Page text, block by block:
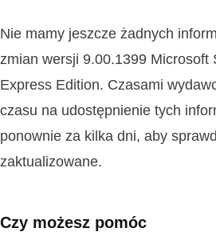
Nie mamy jeszcze żadnych
zmian wersji 9.00.1399 Microsoft
Express Edition. Czasami
czasu na udostępnienie tych
ponownie za kilka dni, aby
zaktualizowane.
Czy możesz pomóc